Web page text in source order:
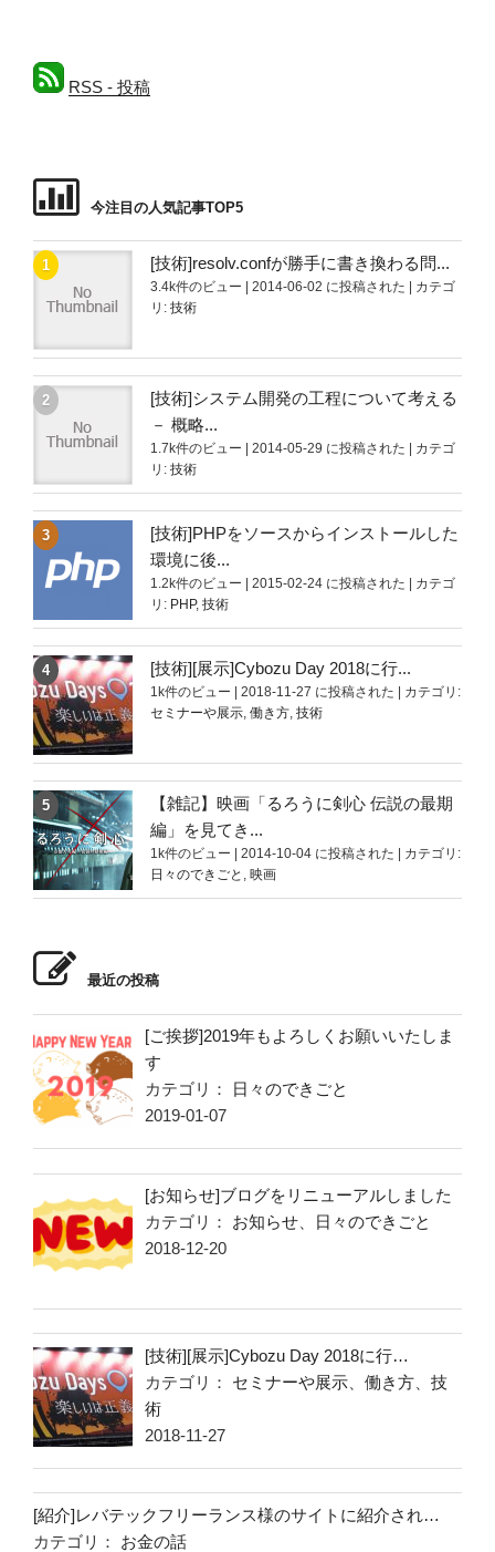
RSS - 投稿
今注目の人気記事TOP5
[技術]resolv.confが勝手に書き換わる問...
3.4k件のビュー | 2014-06-02 に投稿された | カテゴ
リ: 技術
[技術]システム開発の工程について考える
－ 概略...
1.7k件のビュー | 2014-05-29 に投稿された | カテゴ
リ: 技術
[技術]PHPをソースからインストールした
環境に後...
1.2k件のビュー | 2015-02-24 に投稿された | カテゴ
リ: PHP, 技術
[技術][展示]Cybozu Day 2018に行...
1k件のビュー | 2018-11-27 に投稿された | カテゴリ:
セミナーや展示 働き方 技術
【雑記】映画「るろうに剣心 伝説の最期
編」を見てき...
1k件のビュー | 2014-10-04 に投稿された | カテゴリ:
日々のできごと
映画
最近の投稿
[ご挨拶]2019年もよろしくお願いいたしま
す
カテゴリ：
日々のできごと
2019-01-07
[お知らせ]ブログをリニューアルしました
カテゴリ： お知らせ
日々のできごと
2018-12-20
[技術][展示]Cybozu Day 2018に行…
カテゴリ： セミナーや展示 、働き方 、技
術
2018-11-27
[紹介]レバテックフリーランス様のサイトに紹介され…
カテゴリ： お金の話